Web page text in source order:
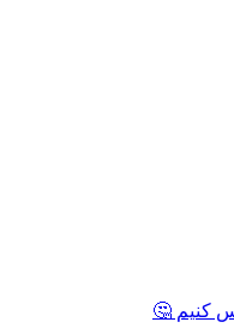
کنیم 🤔